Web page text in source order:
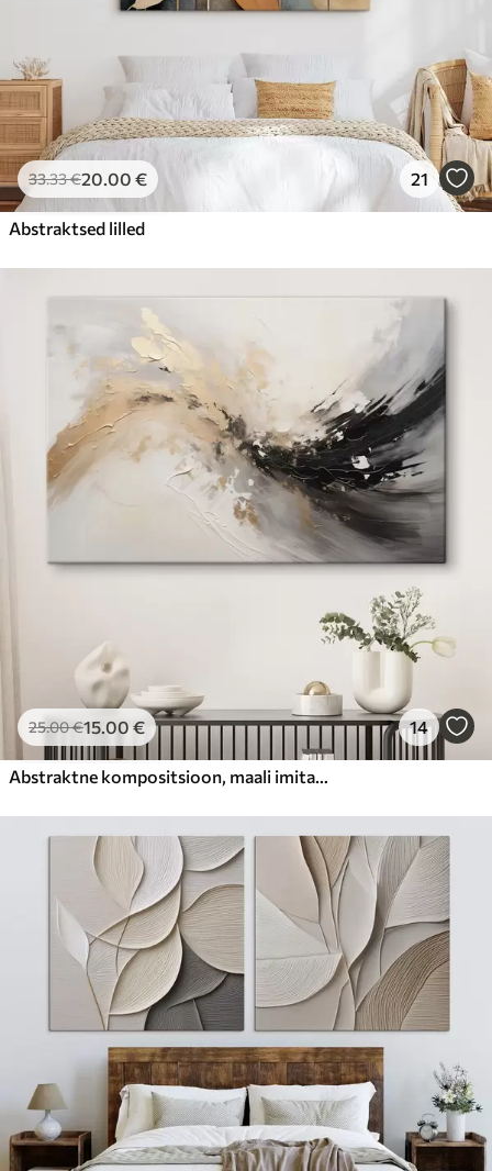
33.33€20.00 € 21
Abstraktsed lilled
25.00€15.00 € 14
Abstraktne kompositsioon, maali imitatsioon